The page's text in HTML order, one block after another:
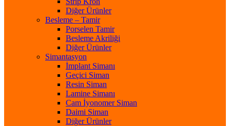
Diğer Ürünler
Besleme – Tamir
Porselen Tamir
Besleme Akriliği
Diğer Ürünler
Simantasyon
İmplant Simanı
Geçici Siman
Resin Siman
Lamine Simanı
Cam İyonomer Siman
Daimi Siman
Diğer Ürünler